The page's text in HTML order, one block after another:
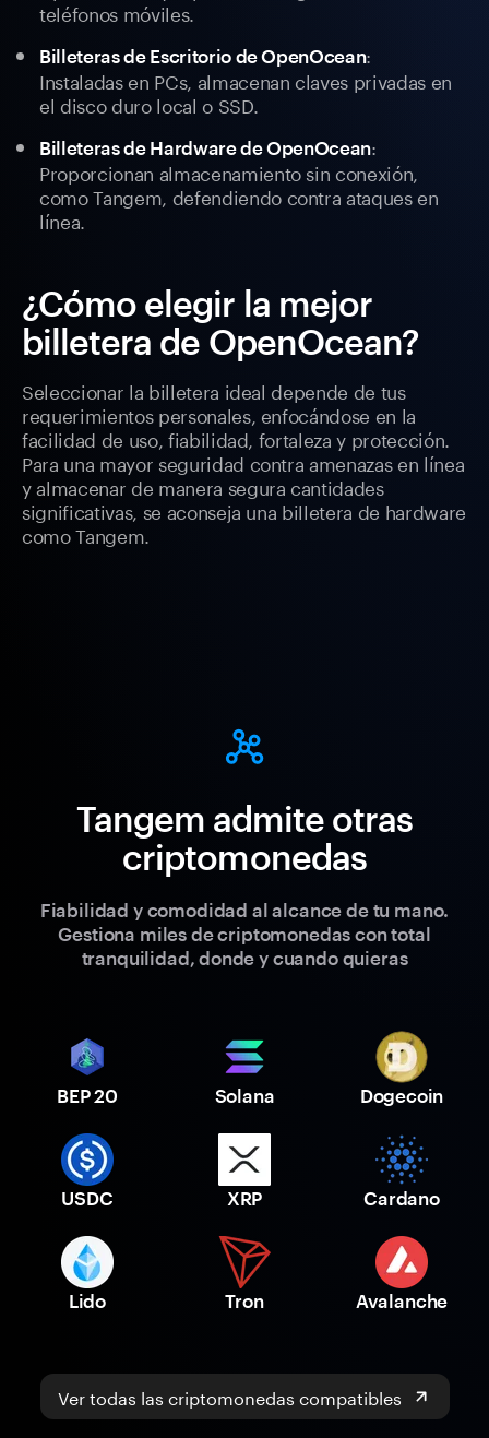
teléfonos móviles.
Billeteras de Escritorio de OpenOcean:
Instaladas en PCs, almacenan claves privadas en
el disco duro local o SSD.
Billeteras de Hardware de OpenOcean:
Proporcionan almacenamiento sin conexión,
como Tangem, defendiendo contra ataques en
línea.
¿Cómo elegir la mejor
billetera de OpenOcean?
Seleccionar la billetera ideal depende de tus
requerimientos personales, enfocándose en la
facilidad de uso, fiabilidad, fortaleza y protección.
Para una mayor seguridad contra amenazas en línea
y almacenar de manera segura cantidades
significativas, se aconseja una billetera de hardware
como Tangem.
Tangem admite otras
criptomonedas
Fiabilidad y comodidad al alcance de tu mano.
Gestiona miles de criptomonedas con total
tranquilidad, donde y cuando quieras
BEP 20 Solana Dogecoin
USDC XRP Cardano
Lido Tron Avalanche
Ver todas las criptomonedas compatibles